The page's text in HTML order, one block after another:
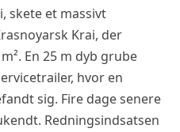
skete et massivt
Krai, der
En 25 m dyb grube
hvor en
sig. Fire dage senere
Redningsindsatsen